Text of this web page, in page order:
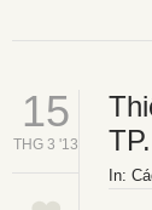
15
THG 3 '13
In: